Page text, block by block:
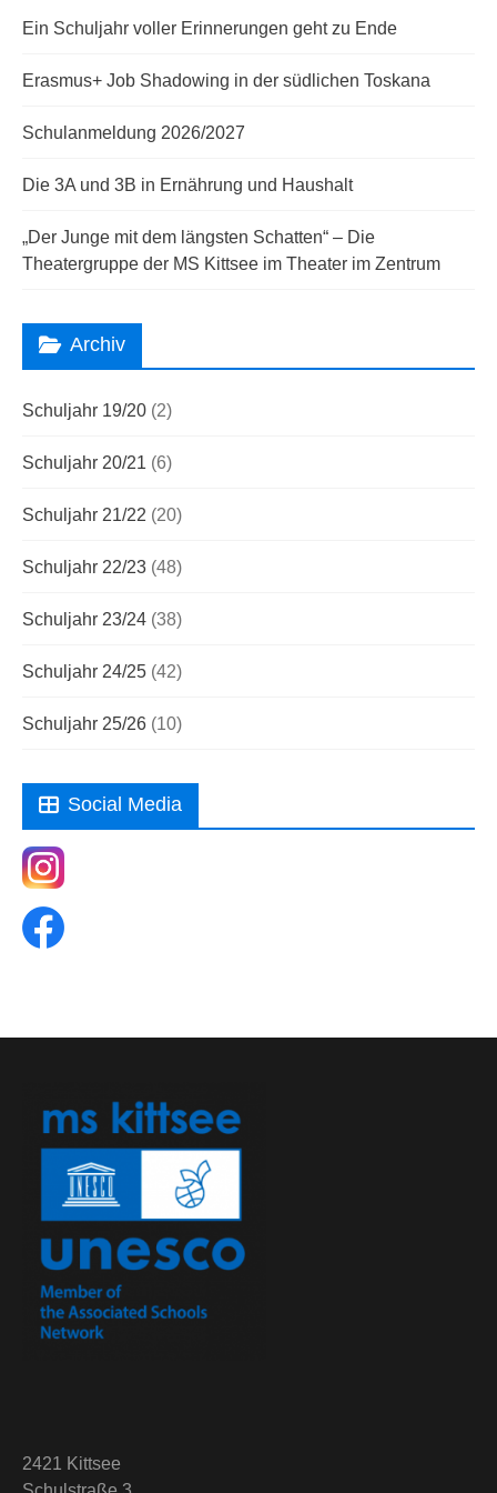
Ein Schuljahr voller Erinnerungen geht zu Ende
Erasmus+ Job Shadowing in der südlichen Toskana
Schulanmeldung 2026/2027
Die 3A und 3B in Ernährung und Haushalt
„Der Junge mit dem längsten Schatten“ – Die
Theatergruppe der MS Kittsee im Theater im Zentrum
Archiv
Schuljahr 19/20 (2)
Schuljahr 20/21 (6)
Schuljahr 21/22 (20)
Schuljahr 22/23 (48)
Schuljahr 23/24 (38)
Schuljahr 24/25 (42)
Schuljahr 25/26 (10)
Social Media
2421 Kittsee